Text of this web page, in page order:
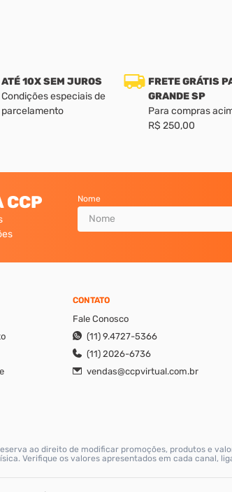
ATÉ 10X SEM JUROS
Condições especiais de
parcelamento
FRETE GRÁTIS
GRANDE SP
Para compras
R$ 250,00
CCP Nome
CONTATO
Fale Conosco
(11) 9.4727-5366
(11) 2026-6736
vendas@ccpvirtual.com.br
ao direito de modificar promoções, produtos e
Verifique os valores apresentados em cada canal,